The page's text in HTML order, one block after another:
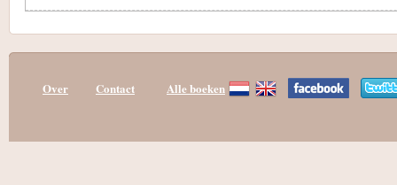
Over Contact Alle boeken